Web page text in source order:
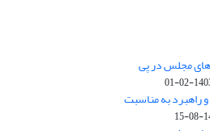
مجلس در پی
1403-
راهبرد به مناسبت